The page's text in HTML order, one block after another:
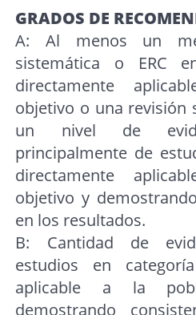
GRADOS DE
A: Al menos un
sistemática o ERC
directamente
objetivo o una revisión
un nivel de
principalmente de
directamente
objetivo y
en los resultados.
B: Cantidad de
estudios en
aplicable a la
demostrando